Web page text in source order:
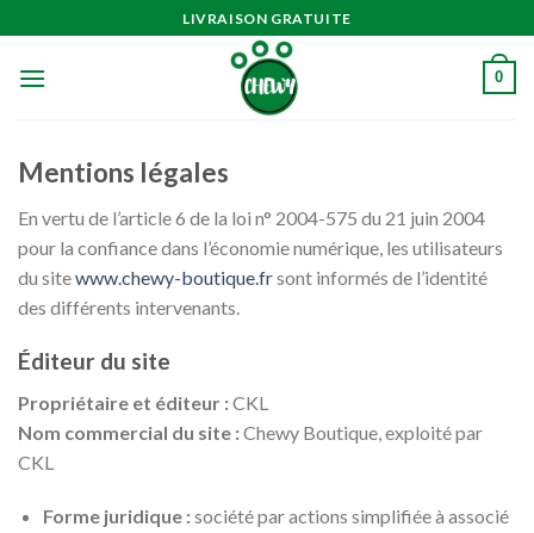
au
contenu
LIVRAISON GRATUITE
0
Mentions légales
En vertu de l’article 6 de la loi n° 2004-575 du 21 juin 2004
pour la confiance dans l’économie numérique, les utilisateurs
du sitewww.chewy-boutique.frsont informés de l’identité
des différents intervenants.
Éditeur du site
Propriétaire et éditeur :CKL
Nom commercial du site :Chewy Boutique, exploité par
CKL
Forme juridique :société par actions simplifiée à associé